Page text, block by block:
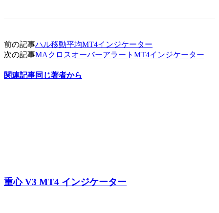
前の記事ハル移動平均MT4インジケーター
次の記事MAクロスオーバーアラートMT4インジケーター
関連記事同じ著者から
重心 V3 MT4 インジケーター